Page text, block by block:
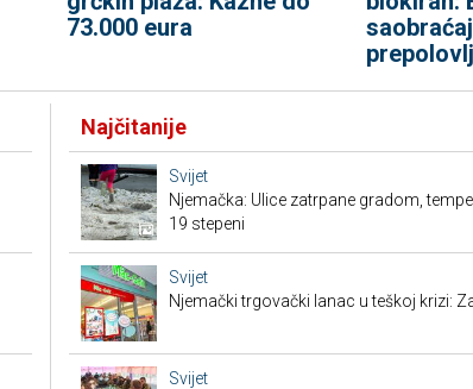
73.000 eura
Najčitanije
Svijet
Njemačka: Ulice zatrpane gradom,
19 stepeni
Svijet
Njemački trgovački lanac u teškoj krizi:
Svijet